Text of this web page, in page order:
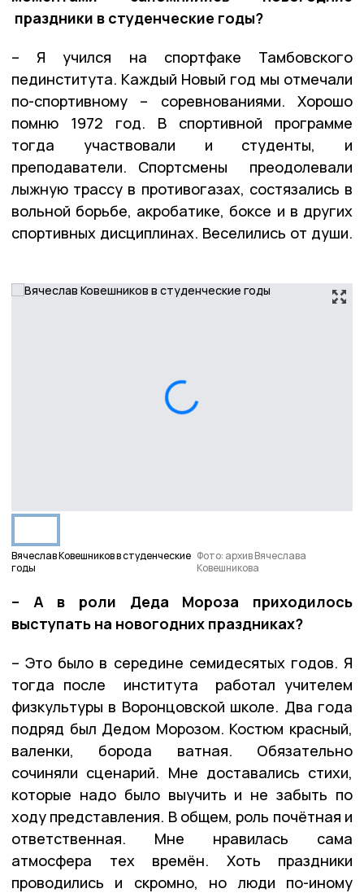
праздники в студенческие годы?
– Я учился на спортфаке Тамбовского
пединститута. Каждый Новый год мы отмечали
по-спортивному – соревнованиями. Хорошо
помню 1972 год. В спортивной программе
тогда участвовали и студенты, и
преподаватели. Спортсмены преодолевали
лыжную трассу в противогазах, состязались в
вольной борьбе, акробатике, боксе и в других
спортивных дисциплинах. Веселились от души.
Вячеслав Ковешников в студенческие
годы
Фото: архив Вячеслава
Ковешникова
– А в роли Деда Мороза приходилось
выступать на новогодних праздниках?
– Это было в середине семидесятых годов. Я
тогда после института работал учителем
физкультуры в Воронцовской школе. Два года
подряд был Дедом Морозом. Костюм красный,
валенки, борода ватная. Обязательно
сочиняли сценарий. Мне доставались стихи,
которые надо было выучить и не забыть по
ходу представления. В общем, роль почётная и
ответственная. Мне нравилась сама
атмосфера тех времён. Хоть праздники
проводились и скромно, но люди по-иному